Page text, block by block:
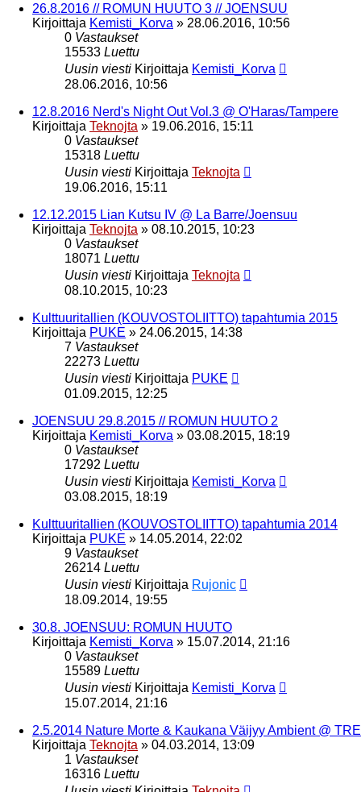
26.8.2016 // ROMUN HUUTO 3 // JOENSUU
Kirjoittaja Kemisti_Korva » 28.06.2016, 10:56
0 Vastaukset
15533 Luettu
Uusin viesti Kirjoittaja Kemisti_Korva
28.06.2016, 10:56
12.8.2016 Nerd's Night Out Vol.3 @ O'Haras/Tampere
Kirjoittaja Teknojta » 19.06.2016, 15:11
0 Vastaukset
15318 Luettu
Uusin viesti Kirjoittaja Teknojta
19.06.2016, 15:11
12.12.2015 Lian Kutsu IV @ La Barre/Joensuu
Kirjoittaja Teknojta » 08.10.2015, 10:23
0 Vastaukset
18071 Luettu
Uusin viesti Kirjoittaja Teknojta
08.10.2015, 10:23
Kulttuuritallien (KOUVOSTOLIITTO) tapahtumia 2015
Kirjoittaja PUKE » 24.06.2015, 14:38
7 Vastaukset
22273 Luettu
Uusin viesti Kirjoittaja PUKE
01.09.2015, 12:25
JOENSUU 29.8.2015 // ROMUN HUUTO 2
Kirjoittaja Kemisti_Korva » 03.08.2015, 18:19
0 Vastaukset
17292 Luettu
Uusin viesti Kirjoittaja Kemisti_Korva
03.08.2015, 18:19
Kulttuuritallien (KOUVOSTOLIITTO) tapahtumia 2014
Kirjoittaja PUKE » 14.05.2014, 22:02
9 Vastaukset
26214 Luettu
Uusin viesti Kirjoittaja Rujonic
18.09.2014, 19:55
30.8. JOENSUU: ROMUN HUUTO
Kirjoittaja Kemisti_Korva » 15.07.2014, 21:16
0 Vastaukset
15589 Luettu
Uusin viesti Kirjoittaja Kemisti_Korva
15.07.2014, 21:16
2.5.2014 Nature Morte & Kaukana Väijyy Ambient @ TRE
Kirjoittaja Teknojta » 04.03.2014, 13:09
1 Vastaukset
16316 Luettu